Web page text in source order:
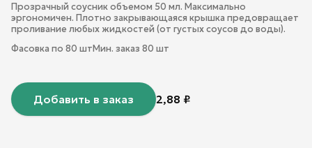
Прозрачный соусник объемом 50 мл. Максимально
эргономичен. Плотно закрывающаяся крышка предовращает
проливание любых жидкостей (от густых соусов до воды).
Фасовка по 80 штМин. заказ 80 шт
Добавить в заказ 2,88 ₽